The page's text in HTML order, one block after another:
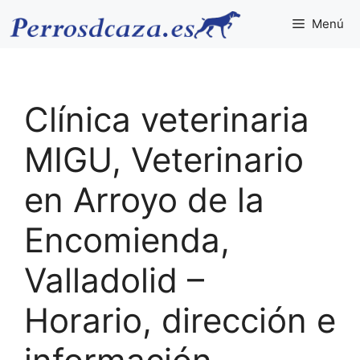
Menú
Clínica veterinaria
MIGU, Veterinario
en Arroyo de la
Encomienda,
Valladolid –
Horario, dirección e